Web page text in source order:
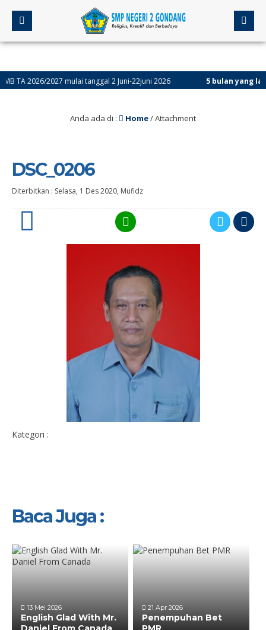
2026/2027 mulai tanggal 2 Juni-22juni 2026 5 bulan yang lalu/
Anda ada di : Home/ Attachment
DSC_0206
Diterbitkan : Selasa, 1 Des 2020, Mufidz
Kategori :
Baca Juga :
13 Mei 2026
English Glad With Mr.
21 Apr 2026
Penempuhan Bet